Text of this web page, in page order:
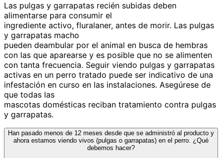
Las pulgas y garrapatas recién subidas deben
alimentarse para consumir el
ingrediente activo, fluralaner, antes de morir. Las pulgas
y garrapatas macho
pueden deambular por el animal en busca de hembras
con las que aparearse y es posible que no se alimenten
con tanta frecuencia. Seguir viendo pulgas y garrapatas
activas en un perro tratado puede ser indicativo de una
infestación en curso en las instalaciones. Asegúrese de
que todas las
mascotas domésticas reciban tratamiento contra pulgas
y garrapatas.
Han pasado menos de 12 meses desde que se administró al producto y
ahora estamos viendo vivos (pulgas o garrapatas) en el perro. ¿Qué
debemos hacer?